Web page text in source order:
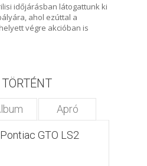
időjárásban látogattunk ki
ahol ezúttal a
végre akcióban is
Apró
GTO LS2